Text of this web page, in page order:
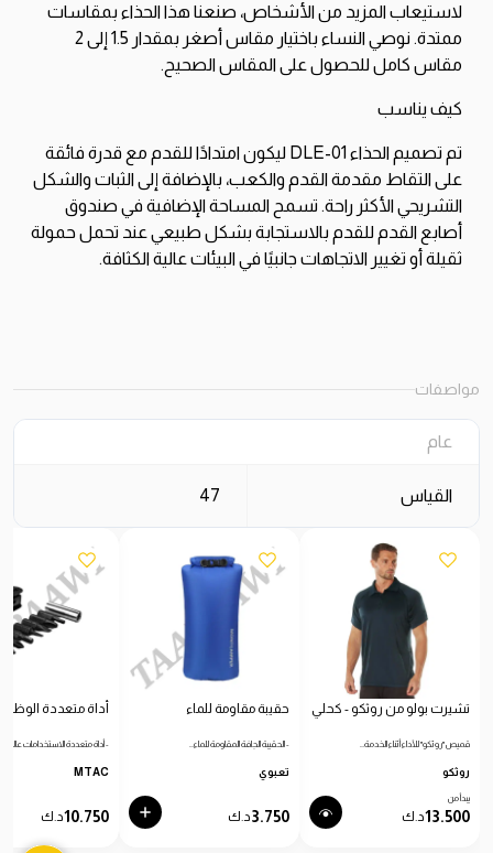
لاستيعاب المزيد من الأشخاص، صنعنا هذا الحذاء بمقاسات
ممتدة. نوصي النساء باختيار مقاس أصغر بمقدار 1.5 إلى 2
مقاس كامل للحصول على المقاس الصحيح.
كيف يناسب
تم تصميم الحذاء DLE-01 ليكون امتدادًا للقدم مع قدرة فائقة
على التقاط مقدمة القدم والكعب، بالإضافة إلى الثبات والشكل
التشريحي الأكثر راحة. تسمح المساحة الإضافية في صندوق
أصابع القدم للقدم بالاستجابة بشكل طبيعي عند تحمل حمولة
ثقيلة أو تغيير الاتجاهات جانبيًا في البيئات عالية الكثافة.
مواصفات
عام
القياس 47
تشيرت بولو من روثكو - كحلي
قميص "روثكو" للأداء أثناء الخدمة…
روثكو
يبدأ من
13.500د.ك
حقيبة مقاومة للماء
- الحقيبة الجافة المقاومة للماء…
تعبوي
3.750د.ك
أداة متعددة
- أداة متعددة الاستخدامات عالية…
MTAC
10.750د.ك